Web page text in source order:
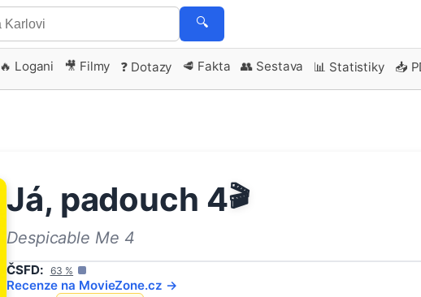
🔍
🔥 Logani 🎥 Filmy ❓ Dotazy 🥩 Fakta 👥 Sestava 📊 Statistiky 📥
Já, padouch 4🎬
Despicable Me 4
ČSFD: 63 %
Recenze na MovieZone.cz →